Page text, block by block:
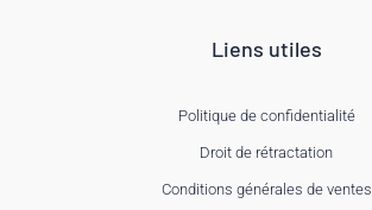
Liens utiles
Politique de confidentialité
Droit de rétractation
Conditions générales de ventes